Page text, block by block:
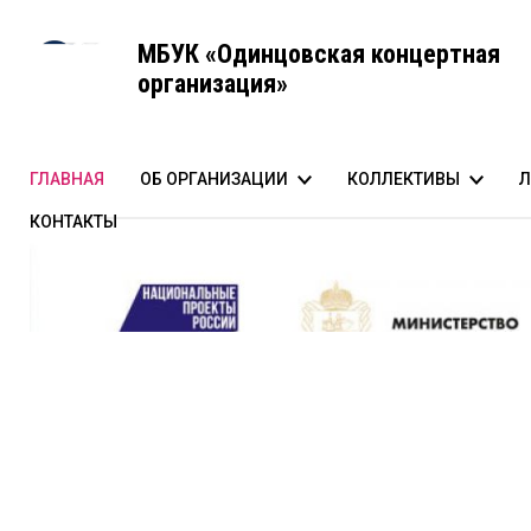
МБУК «Одинцовская концертная
организация»
ГЛАВНАЯ
Структура
ОБ ОРГАНИЗАЦИИ
Одинцовский
КОЛЛЕКТИВЫ
КОНТАКТЫ